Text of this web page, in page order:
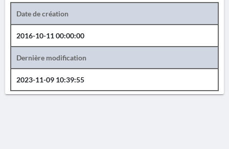
Date de création
2016-10-11 00:00:00
Dernière modification
2023-11-09 10:39:55